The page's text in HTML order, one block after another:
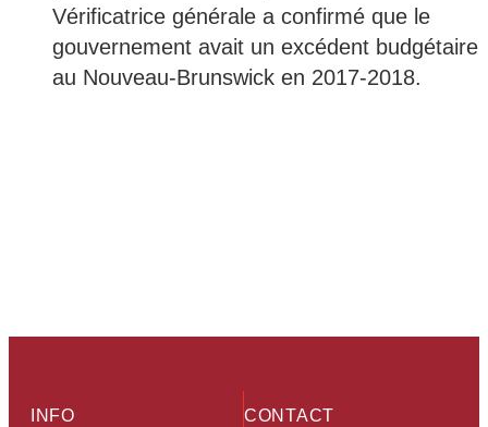
Vérificatrice générale a confirmé que le
gouvernement avait un excédent budgétaire
au Nouveau-Brunswick en 2017-2018.
CONTACT
INFO